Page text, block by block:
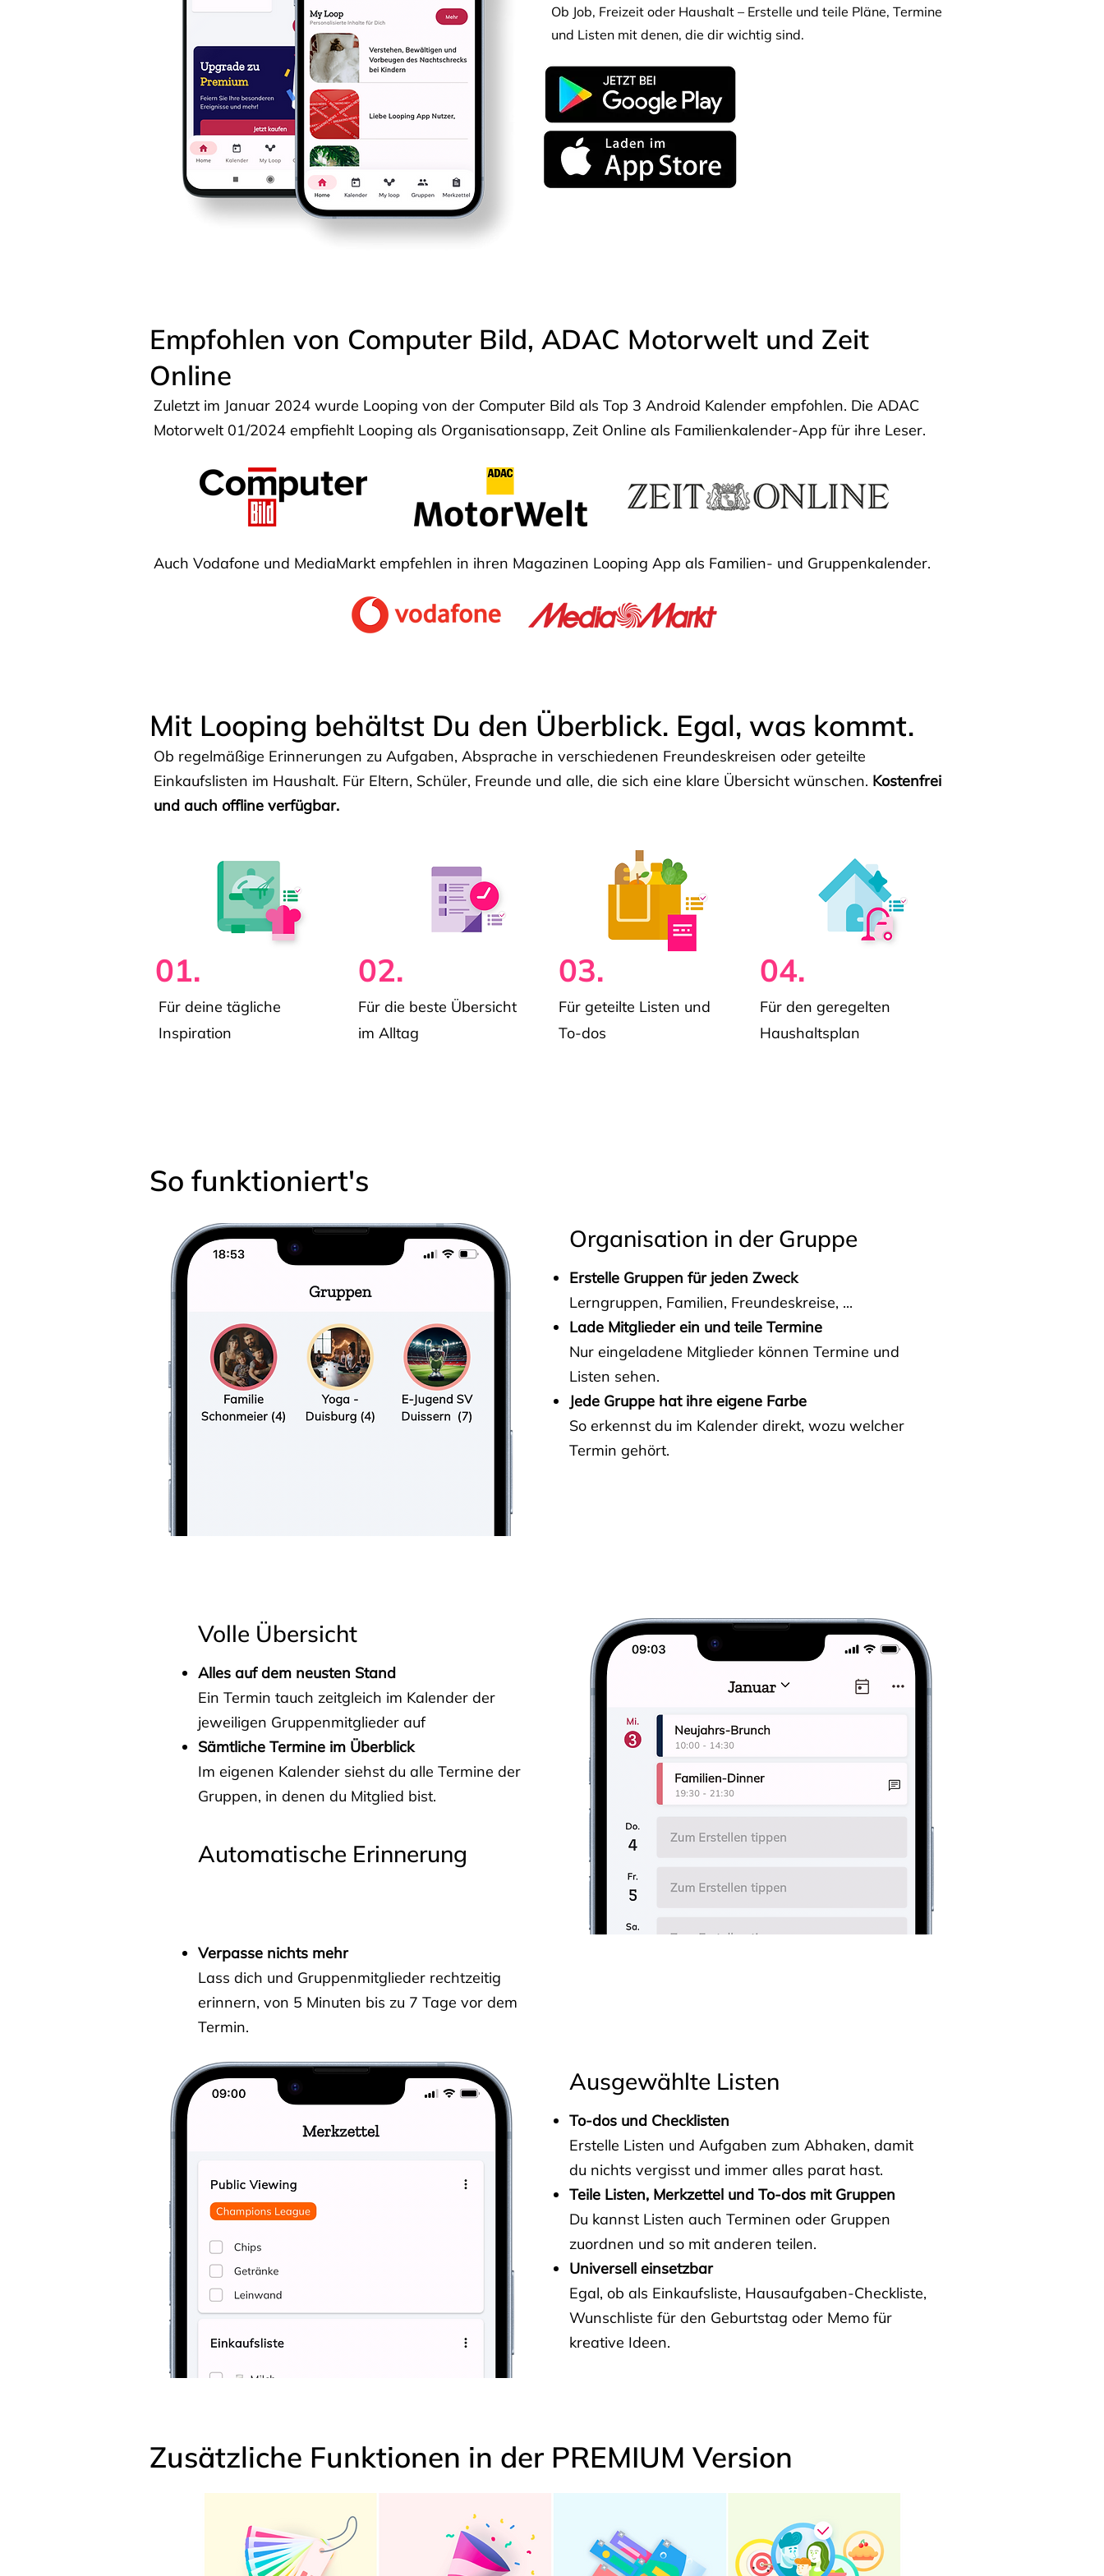
Ob Job, Freizeit oder Haushalt – Erstelle und teile Pläne, Termine
und Listen mit denen, die dir wichtig sind.
Empfohlen von Computer Bild, ADAC Motorwelt und Zeit
Online
Zuletzt im Januar 2024 wurde Looping von der Computer Bild als Top 3 Android Kalender empfohlen. Die ADAC
Motorwelt 01/2024 empfiehlt Looping als Organisationsapp, Zeit Online als Familienkalender-App für ihre Leser.
Auch Vodafone und MediaMarkt empfehlen in ihren Magazinen Looping App als Familien- und Gruppenkalender.
Mit Looping behältst Du den Überblick. Egal, was kommt.
Ob regelmäßige Erinnerungen zu Aufgaben, Absprache in verschiedenen Freundeskreisen oder geteilte
Einkaufslisten im Haushalt. Für Eltern, Schüler, Freunde und alle, die sich eine klare Übersicht wünschen. Kostenfrei
und auch offline verfügbar.
01.
Für deine tägliche
Inspiration
02.
Für die beste Übersicht
im Alltag
03.
Für geteilte Listen und
To-dos
04.
Für den geregelten
Haushaltsplan
So funktioniert's
Organisation in der Gruppe
Erstelle Gruppen für jeden Zweck
Lerngruppen, Familien, Freundeskreise, ...
Lade Mitglieder ein und teile Termine
Nur eingeladene Mitglieder können Termine und
Listen sehen.
Jede Gruppe hat ihre eigene Farbe
So erkennst du im Kalender direkt, wozu welcher
Termin gehört.
Volle Übersicht
Alles auf dem neusten Stand
Ein Termin tauch zeitgleich im Kalender der
jeweiligen Gruppenmitglieder auf
Sämtliche Termine im Überblick
Im eigenen Kalender siehst du alle Termine der
Gruppen, in denen du Mitglied bist.
Automatische Erinnerung
Verpasse nichts mehr
Lass dich und Gruppenmitglieder rechtzeitig
erinnern, von 5 Minuten bis zu 7 Tage vor dem
Termin.
Ausgewählte Listen
To-dos und Checklisten
Erstelle Listen und Aufgaben zum Abhaken, damit
du nichts vergisst und immer alles parat hast.
Teile Listen, Merkzettel und To-dos mit Gruppen
Du kannst Listen auch Terminen oder Gruppen
zuordnen und so mit anderen teilen.
Universell einsetzbar
Egal, ob als Einkaufsliste, Hausaufgaben-Checkliste,
Wunschliste für den Geburtstag oder Memo für
kreative Ideen.
Zusätzliche Funktionen in der PREMIUM Version